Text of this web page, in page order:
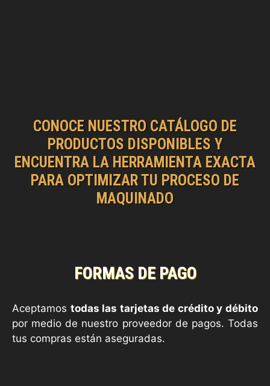
CONOCE NUESTRO CATÁLOGO DE
PRODUCTOS DISPONIBLES Y
ENCUENTRA LA HERRAMIENTA EXACTA
PARA OPTIMIZAR TU PROCESO DE
MAQUINADO
FORMAS DE PAGO
Aceptamos todas las tarjetas de crédito y débito
por medio de nuestro proveedor de pagos. Todas
tus compras están aseguradas.